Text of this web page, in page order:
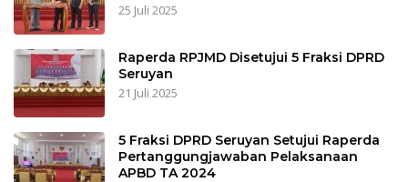
25 Juli 2025
Raperda RPJMD Disetujui 5 Fraksi DPRD
Seruyan
21 Juli 2025
5 Fraksi DPRD Seruyan Setujui Raperda
Pertanggungjawaban Pelaksanaan
APBD TA 2024